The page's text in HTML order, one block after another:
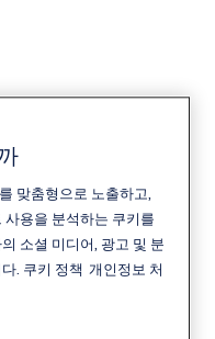
맞춤형으로 노출하고,
용을 분석하는 쿠키를
소셜 미디어, 광고 및 분
. 쿠키 정책 개인정보 처